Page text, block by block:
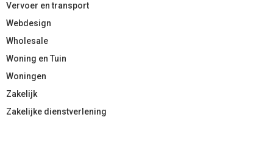
Vervoer en transport
Webdesign
Wholesale
Woning en Tuin
Woningen
Zakelijk
Zakelijke dienstverlening